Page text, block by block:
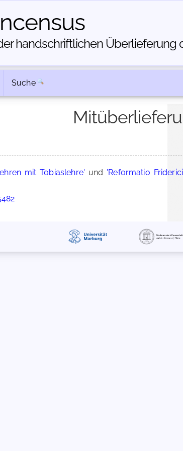
handschriftlichen
Suche
mit Tobiaslehre' und 'Reformatio